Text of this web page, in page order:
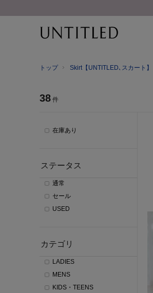
トップ Skirt【UNTITLED､スカート】
38 件
在庫あり
ステータス
通常
セール
USED
カテゴリ
LADIES
MENS
KIDS・TEENS